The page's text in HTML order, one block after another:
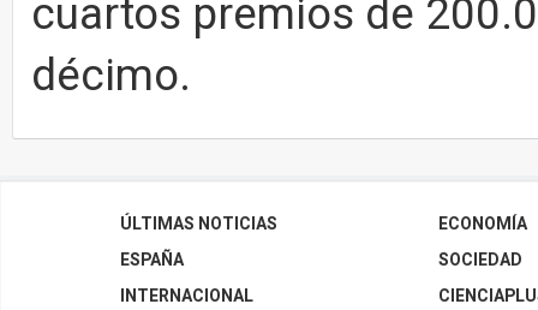
cuartos premios de
décimo.
ÚLTIMAS NOTICIAS
ESPAÑA
INTERNACIONAL
ECONOMÍA
SOCIEDAD